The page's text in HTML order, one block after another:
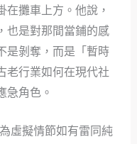
在攤車上方。他說，
也是對那間當鋪的感
是剝奪，而是「暫時
老行業如何在現代社
急角色。
虛擬情節如有雷同純